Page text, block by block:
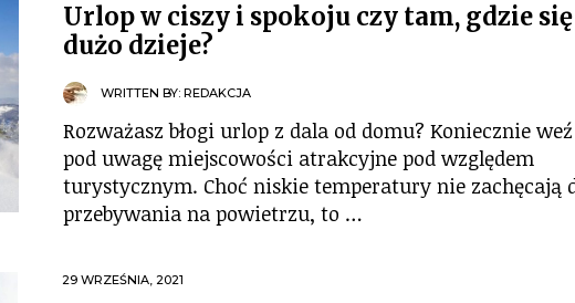
Urlop w ciszy i spokoju czy tam, gdzie się
dużo dzieje?
WRITTEN BY: REDAKCJA
Rozważasz błogi urlop z dala od domu? Koniecznie weź
pod uwagę miejscowości atrakcyjne pod względem
turystycznym. Choć niskie temperatury nie zachęcają
przebywania na powietrzu, to …
29 WRZEŚNIA, 2021